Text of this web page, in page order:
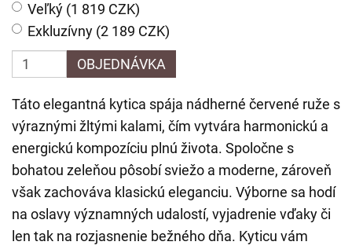
Veľký (1 819 CZK)
Exkluzívny (2 189 CZK)
OBJEDNÁVKA
Táto elegantná kytica spája nádherné červené ruže s
výraznými žltými kalami, čím vytvára harmonickú a
energickú kompozíciu plnú života. Spoločne s
bohatou zeleňou pôsobí sviežo a moderne, zároveň
však zachováva klasickú eleganciu. Výborne sa hodí
na oslavy významných udalostí, vyjadrenie vďaky či
len tak na rozjasnenie bežného dňa. Kyticu vám